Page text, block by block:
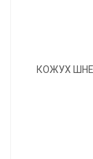
КОЖУХ